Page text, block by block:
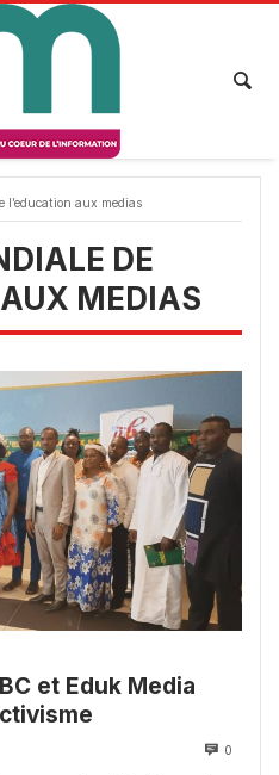
l’education aux medias
DE
MEDIAS
et Eduk Media
0